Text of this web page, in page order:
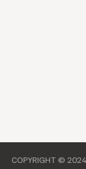
COPYRIGHT © 2024